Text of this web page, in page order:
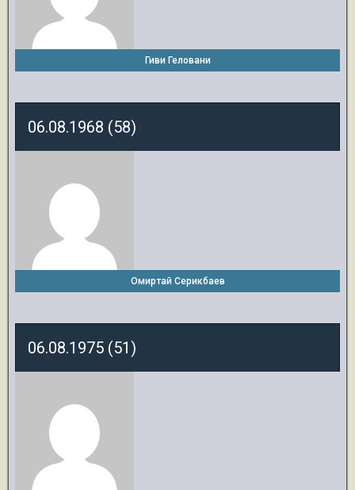
Гиви Геловани
06.08.1968 (58)
Омиртай Серикбаев
06.08.1975 (51)